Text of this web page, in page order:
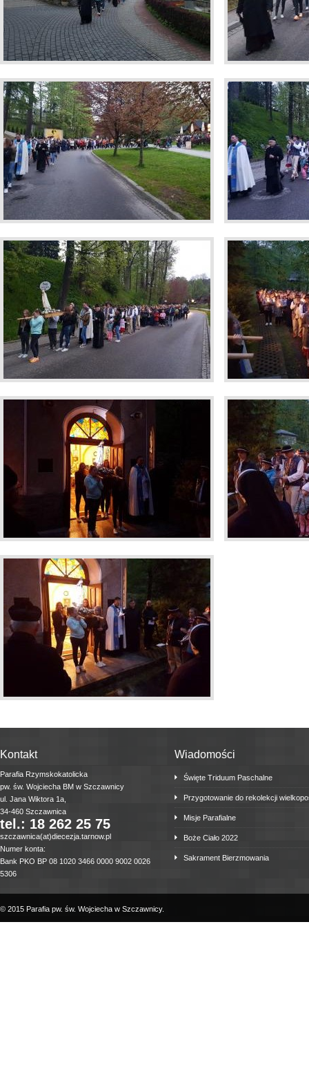
Kontakt
Parafia Rzymskokatolicka
pw. św. Wojciecha BM w Szczawnicy
ul. Jana Wiktora 1a,
34-460 Szczawnica
tel.: 18 262 25 75
szczawnica(at)diecezja.tarnow.pl
Numer konta:
Bank PKO BP 08 1020 3466 0000 9002 0026
5306
Wiadomości
Święte Triduum Paschalne
Przygotowanie do rekolekcji
Misje Parafialne
Boże Ciało 2022
Sakrament Bierzmowania
© 2015 Parafia pw. św. Wojciecha w Szczawnicy.